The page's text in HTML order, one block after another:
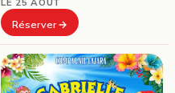
Réserver